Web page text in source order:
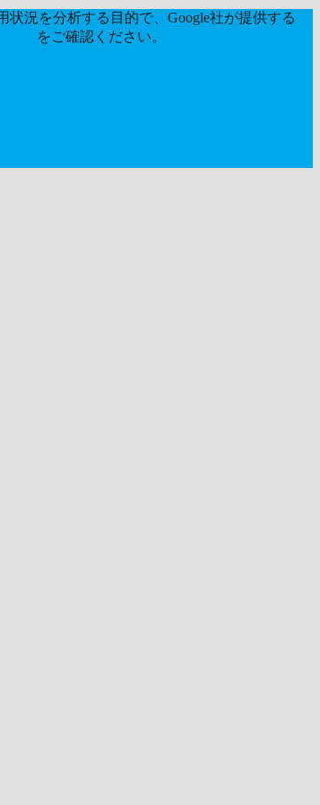
況を分析する目的で、Google社が提供する
をご確認ください。